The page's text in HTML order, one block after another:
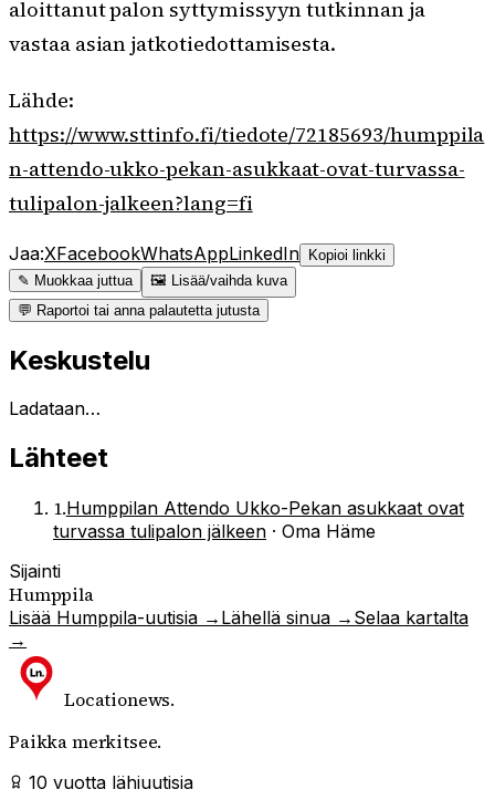
aloittanut palon syttymissyyn tutkinnan ja
vastaa asian jatkotiedottamisesta.
Lähde:
https://www.sttinfo.fi/tiedote/72185693/humppila
n-attendo-ukko-pekan-asukkaat-ovat-turvassa-
tulipalon-jalkeen?lang=fi
Jaa:XFacebookWhatsAppLinkedIn Kopioi linkki
✎ Muokkaa juttua
🖼 Lisää/vaihda kuva
💬 Raportoi tai anna palautetta jutusta
Keskustelu
Ladataan…
Lähteet
1.Humppilan Attendo Ukko-Pekan asukkaat ovat
turvassa tulipalon jälkeen · Oma Häme
Sijainti
Humppila
Lisää Humppila-uutisia → Lähellä sinua → Selaa kartalta
→
Locationews.
Paikka merkitsee.
10 vuotta lähiuutisia